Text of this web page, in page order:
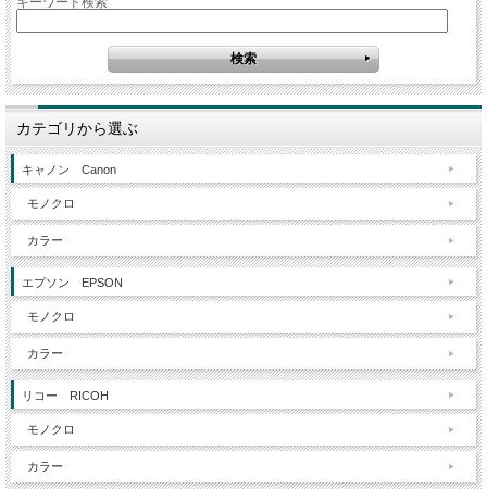
カテゴリから選ぶ
キャノン Canon
モノクロ
カラー
エプソン EPSON
モノクロ
カラー
リコー RICOH
モノクロ
カラー